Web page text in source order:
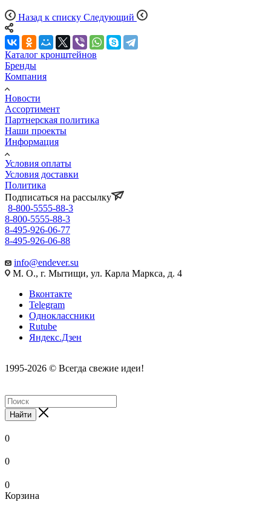
Назад к списку Следующий
Каталог кронштейнов
Бренды
Компания
Новости
Ассортимент
Партнерская политика
Наши проекты
Информация
Условия оплаты
Условия доставки
Политика
Подписаться на рассылку
8-800-5555-88-3
8-800-5555-88-3
8-495-926-06-77
8-495-926-06-88
info@endever.su
М. О., г. Мытищи, ул. Карла Маркса, д. 4
Вконтакте
Telegram
Одноклассники
Rutube
Яндекс.Дзен
1995-2026 © Всегда свежие идеи!
Найти
0
0
0
Корзина